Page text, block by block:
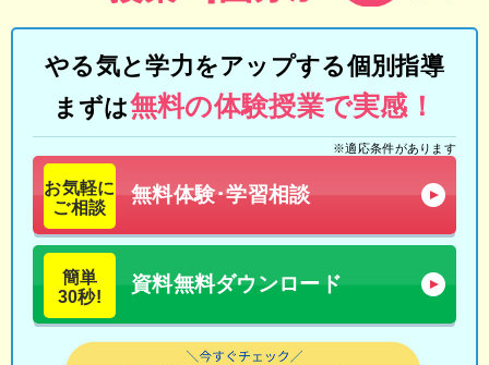
やる気と学力をアップする個別指導
まずは無料の体験授業で実感！
※適応条件があります
お気軽に
ご相談
無料体験･学習相談
簡単
30秒!
資料無料ダウンロード